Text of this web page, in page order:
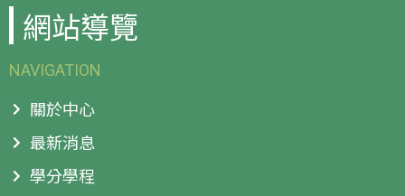
網站導覽
NAVIGATION
關於中心
最新消息
學分學程